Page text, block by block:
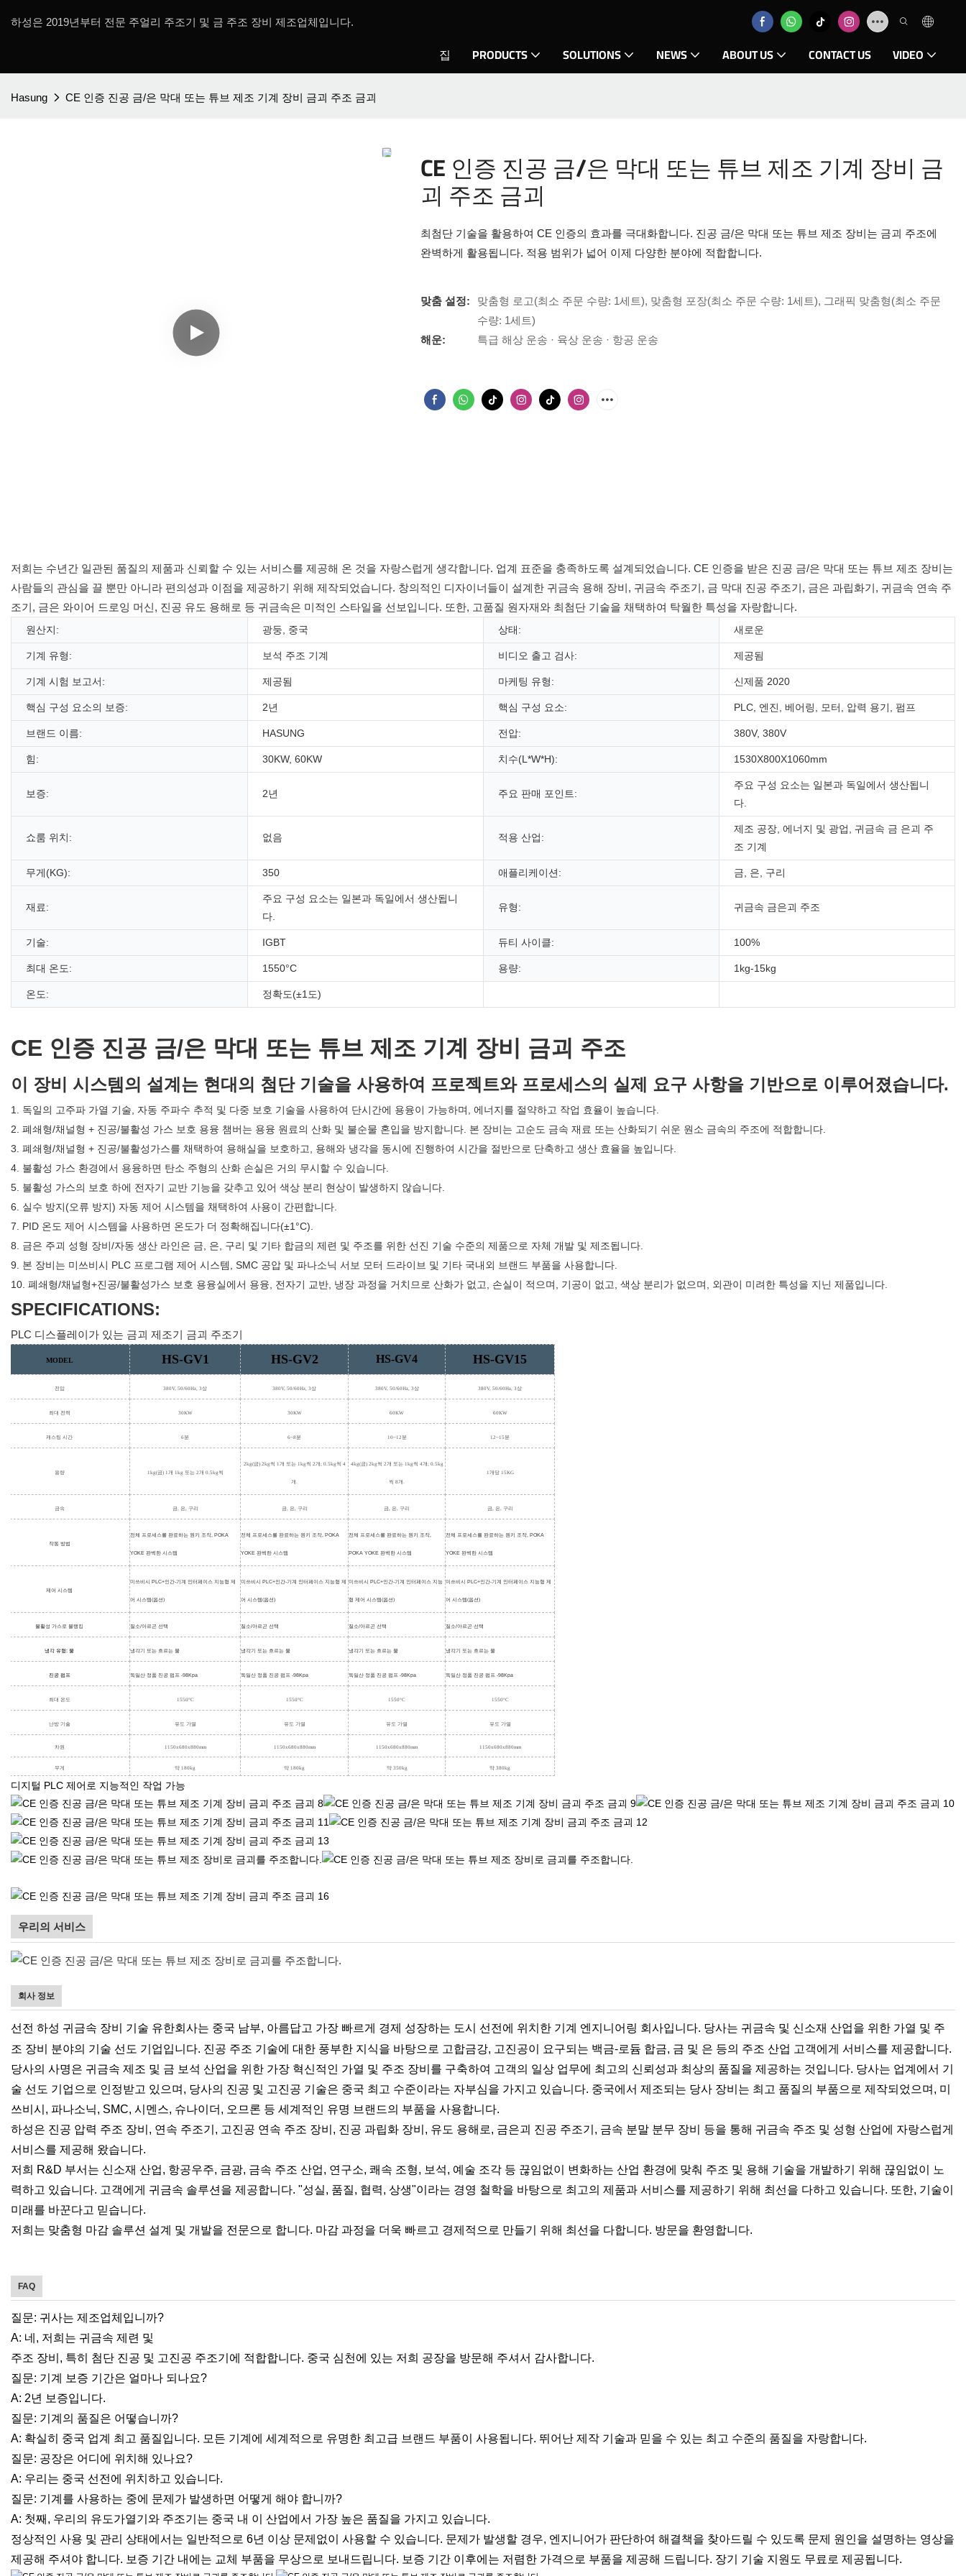
하성은 2019년부터 전문 주얼리 주조기 및 금 주조 장비 제조업체입니다.
집 PRODUCTS SOLUTIONS NEWS ABOUT US CONTACT US VIDEO
Hasung CE 인증 진공 금/은 막대 또는 튜브 제조 기계 장비 금괴 주조 금괴
CE 인증 진공 금/은 막대 또는 튜브 제조 기계 장비 금
괴 주조 금괴
최첨단 기술을 활용하여 CE 인증의 효과를 극대화합니다. 진공 금/은 막대 또는 튜브 제조 장비는 금괴 주조에
완벽하게 활용됩니다. 적용 범위가 넓어 이제 다양한 분야에 적합합니다.
맞춤 설정:
맞춤형 로고(최소 주문 수량: 1세트), 맞춤형 포장(최소 주문 수량: 1세트), 그래픽 맞춤형(최소 주문
수량: 1세트)
해운:
특급 해상 운송 · 육상 운송 · 항공 운송
저희는 수년간 일관된 품질의 제품과 신뢰할 수 있는 서비스를 제공해 온 것을 자랑스럽게 생각합니다. 업계 표준을 충족하도록 설계되었습니다. CE 인증을 받은 진공 금/은 막대 또는 튜브 제조 장비는
사람들의 관심을 끌 뿐만 아니라 편의성과 이점을 제공하기 위해 제작되었습니다. 창의적인 디자이너들이 설계한 귀금속 용해 장비, 귀금속 주조기, 금 막대 진공 주조기, 금은 과립화기, 귀금속 연속 주
조기, 금은 와이어 드로잉 머신, 진공 유도 용해로 등 귀금속은 미적인 스타일을 선보입니다. 또한, 고품질 원자재와 최첨단 기술을 채택하여 탁월한 특성을 자랑합니다.
원산지: 광둥, 중국 상태: 새로운
기계 유형: 보석 주조 기계 비디오 출고 검사: 제공됨
기계 시험 보고서: 제공됨 마케팅 유형: 신제품 2020
핵심 구성 요소의 보증: 2년 핵심 구성 요소: PLC, 엔진, 베어링, 모터, 압력 용기, 펌프
브랜드 이름: HASUNG 전압: 380V, 380V
힘: 30KW, 60KW 치수(L*W*H): 1530X800X1060mm
보증: 2년 주요 판매 포인트:
주요 구성 요소는 일본과 독일에서 생산됩니
다.
쇼룸 위치: 없음 적용 산업:
제조 공장, 에너지 및 광업, 귀금속 금 은괴 주
조 기계
무게(KG): 350 애플리케이션: 금, 은, 구리
재료:
주요 구성 요소는 일본과 독일에서 생산됩니
다.
유형: 귀금속 금은괴 주조
기술: IGBT 듀티 사이클: 100%
최대 온도: 1550°C 용량: 1kg-15kg
온도: 정확도(±1도)
CE 인증 진공 금/은 막대 또는 튜브 제조 기계 장비 금괴 주조
이 장비 시스템의 설계는 현대의 첨단 기술을 사용하여 프로젝트와 프로세스의 실제 요구 사항을 기반으로 이루어졌습니다.
1. 독일의 고주파 가열 기술, 자동 주파수 추적 및 다중 보호 기술을 사용하여 단시간에 용융이 가능하며, 에너지를 절약하고 작업 효율이 높습니다.
2. 폐쇄형/채널형 + 진공/불활성 가스 보호 용융 챔버는 용융 원료의 산화 및 불순물 혼입을 방지합니다. 본 장비는 고순도 금속 재료 또는 산화되기 쉬운 원소 금속의 주조에 적합합니다.
3. 폐쇄형/채널형 + 진공/불활성가스를 채택하여 용해실을 보호하고, 용해와 냉각을 동시에 진행하여 시간을 절반으로 단축하고 생산 효율을 높입니다.
4. 불활성 가스 환경에서 용융하면 탄소 주형의 산화 손실은 거의 무시할 수 있습니다.
5. 불활성 가스의 보호 하에 전자기 교반 기능을 갖추고 있어 색상 분리 현상이 발생하지 않습니다.
6. 실수 방지(오류 방지) 자동 제어 시스템을 채택하여 사용이 간편합니다.
7. PID 온도 제어 시스템을 사용하면 온도가 더 정확해집니다(±1°C).
8. 금은 주괴 성형 장비/자동 생산 라인은 금, 은, 구리 및 기타 합금의 제련 및 주조를 위한 선진 기술 수준의 제품으로 자체 개발 및 제조됩니다.
9. 본 장비는 미쓰비시 PLC 프로그램 제어 시스템, SMC 공압 및 파나소닉 서보 모터 드라이브 및 기타 국내외 브랜드 부품을 사용합니다.
10. 폐쇄형/채널형+진공/불활성가스 보호 용융실에서 용융, 전자기 교반, 냉장 과정을 거치므로 산화가 없고, 손실이 적으며, 기공이 없고, 색상 분리가 없으며, 외관이 미려한 특성을 지닌 제품입니다.
SPECIFICATIONS:
PLC 디스플레이가 있는 금괴 제조기 금괴 주조기
MODEL HS-GV1 HS-GV2 HS-GV4 HS-GV15
전압 380V, 50/60Hz, 3상 380V, 50/60Hz, 3상 380V, 50/60Hz, 3상 380V, 50/60Hz, 3상
최대 전력 30KW 30KW 60KW 60KW
캐스팅 시간 6분 6~8분 10~12분 12~15분
용량 1kg(금) 1개 1kg 또는 2개 0.5kg씩
2kg(금) 2kg씩 1개 또는 1kg씩 2개; 0.5kg씩 4
개.
4kg(금) 2kg씩 2개 또는 1kg씩 4개; 0.5kg
씩 8개.
1개당 15KG
금속 금, 은, 구리 금, 은, 구리 금, 은, 구리 금, 은, 구리
작동 방법
전체 프로세스를 완료하는 원키 조작, POKA
YOKE 완벽한 시스템
전체 프로세스를 완료하는 원키 조작, POKA
YOKE 완벽한 시스템
전체 프로세스를 완료하는 원키 조작,
POKA YOKE 완벽한 시스템
전체 프로세스를 완료하는 원키 조작, POKA
YOKE 완벽한 시스템
제어 시스템
미쓰비시 PLC+인간-기계 인터페이스 지능형 제
어 시스템(옵션)
미쓰비시 PLC+인간-기계 인터페이스 지능형 제
어 시스템(옵션)
미쓰비시 PLC+인간-기계 인터페이스 지능
형 제어 시스템(옵션)
미쓰비시 PLC+인간-기계 인터페이스 지능형 제
어 시스템(옵션)
불활성 가스로 블랭킹 질소/아르곤 선택 질소/아르곤 선택 질소/아르곤 선택 질소/아르곤 선택
냉각 유형: 물 냉각기 또는 흐르는 물 냉각기 또는 흐르는 물 냉각기 또는 흐르는 물 냉각기 또는 흐르는 물
진공 펌프 독일산 정품 진공 펌프 -98Kpa 독일산 정품 진공 펌프 -98Kpa 독일산 정품 진공 펌프 -98Kpa 독일산 정품 진공 펌프 -98Kpa
최대 온도 1550°C 1550°C 1550°C 1550°C
난방 기술 유도 가열 유도 가열 유도 가열 유도 가열
차원 1150x680x880mm 1150x680x880mm 1150x680x880mm 1150x680x880mm
무게 약 180kg 약 180kg 약 350kg 약 380kg
디지털 PLC 제어로 지능적인 작업 가능
우리의 서비스
회사 정보
선전 하성 귀금속 장비 기술 유한회사는 중국 남부, 아름답고 가장 빠르게 경제 성장하는 도시 선전에 위치한 기계 엔지니어링 회사입니다. 당사는 귀금속 및 신소재 산업을 위한 가열 및 주
조 장비 분야의 기술 선도 기업입니다. 진공 주조 기술에 대한 풍부한 지식을 바탕으로 고합금강, 고진공이 요구되는 백금-로듐 합금, 금 및 은 등의 주조 산업 고객에게 서비스를 제공합니다.
당사의 사명은 귀금속 제조 및 금 보석 산업을 위한 가장 혁신적인 가열 및 주조 장비를 구축하여 고객의 일상 업무에 최고의 신뢰성과 최상의 품질을 제공하는 것입니다. 당사는 업계에서 기
술 선도 기업으로 인정받고 있으며, 당사의 진공 및 고진공 기술은 중국 최고 수준이라는 자부심을 가지고 있습니다. 중국에서 제조되는 당사 장비는 최고 품질의 부품으로 제작되었으며, 미
쓰비시, 파나소닉, SMC, 시멘스, 슈나이더, 오므론 등 세계적인 유명 브랜드의 부품을 사용합니다.
하성은 진공 압력 주조 장비, 연속 주조기, 고진공 연속 주조 장비, 진공 과립화 장비, 유도 용해로, 금은괴 진공 주조기, 금속 분말 분무 장비 등을 통해 귀금속 주조 및 성형 산업에 자랑스럽게
서비스를 제공해 왔습니다.
저희 R&D 부서는 신소재 산업, 항공우주, 금광, 금속 주조 산업, 연구소, 쾌속 조형, 보석, 예술 조각 등 끊임없이 변화하는 산업 환경에 맞춰 주조 및 용해 기술을 개발하기 위해 끊임없이 노
력하고 있습니다. 고객에게 귀금속 솔루션을 제공합니다. "성실, 품질, 협력, 상생"이라는 경영 철학을 바탕으로 최고의 제품과 서비스를 제공하기 위해 최선을 다하고 있습니다. 또한, 기술이
미래를 바꾼다고 믿습니다.
저희는 맞춤형 마감 솔루션 설계 및 개발을 전문으로 합니다. 마감 과정을 더욱 빠르고 경제적으로 만들기 위해 최선을 다합니다. 방문을 환영합니다.
FAQ
질문: 귀사는 제조업체입니까?
A: 네, 저희는 귀금속 제련 및
주조 장비, 특히 첨단 진공 및 고진공 주조기에 적합합니다. 중국 심천에 있는 저희 공장을 방문해 주셔서 감사합니다.
질문: 기계 보증 기간은 얼마나 되나요?
A: 2년 보증입니다.
질문: 기계의 품질은 어떻습니까?
A: 확실히 중국 업계 최고 품질입니다. 모든 기계에 세계적으로 유명한 최고급 브랜드 부품이 사용됩니다. 뛰어난 제작 기술과 믿을 수 있는 최고 수준의 품질을 자랑합니다.
질문: 공장은 어디에 위치해 있나요?
A: 우리는 중국 선전에 위치하고 있습니다.
질문: 기계를 사용하는 중에 문제가 발생하면 어떻게 해야 합니까?
A: 첫째, 우리의 유도가열기와 주조기는 중국 내 이 산업에서 가장 높은 품질을 가지고 있습니다.
정상적인 사용 및 관리 상태에서는 일반적으로 6년 이상 문제없이 사용할 수 있습니다. 문제가 발생할 경우, 엔지니어가 판단하여 해결책을 찾아드릴 수 있도록 문제 원인을 설명하는 영상을
제공해 주셔야 합니다. 보증 기간 내에는 교체 부품을 무상으로 보내드립니다. 보증 기간 이후에는 저렴한 가격으로 부품을 제공해 드립니다. 장기 기술 지원도 무료로 제공됩니다.